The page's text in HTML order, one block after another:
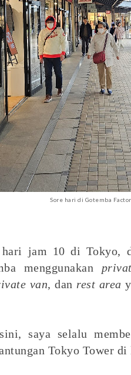
Sore hari di Gotemba
jam 10 di Tokyo,
menggunakan
van, dan rest area
saya selalu
Tokyo Tower